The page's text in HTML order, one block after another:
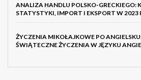
ANALIZA HANDLU POLSKO-GRECKIEGO:
STATYSTYKI, IMPORT I EKSPORT W 2023
ŻYCZENIA MIKOŁAJKOWE PO
ŚWIĄTECZNE ŻYCZENIA W JĘZYKU